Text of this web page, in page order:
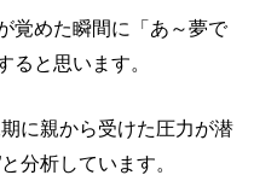
覚めた瞬間に「あ～夢で
ると思います。
に親から受けた圧力が潜
分析しています。